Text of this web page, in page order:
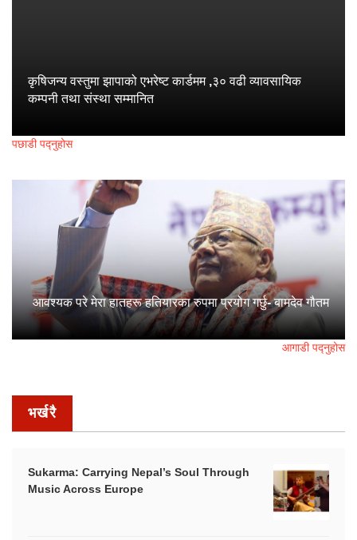
कृषिजन्य वस्तुमा झापाको एभरेष्ट कार्डमम ,३० वढी व्यावसायिक
कम्पनी तथा संस्था सम्मानित
पछाडी पद्नुहोस
आवश्यक परे मेरा हातहरू हतियारका रुपमा प्रयोग गर्छु- बामदेव गौतम
आगाडी पद्नुहोस
भर्खरै
Sukarma: Carrying Nepal’s Soul Through
Music Across Europe